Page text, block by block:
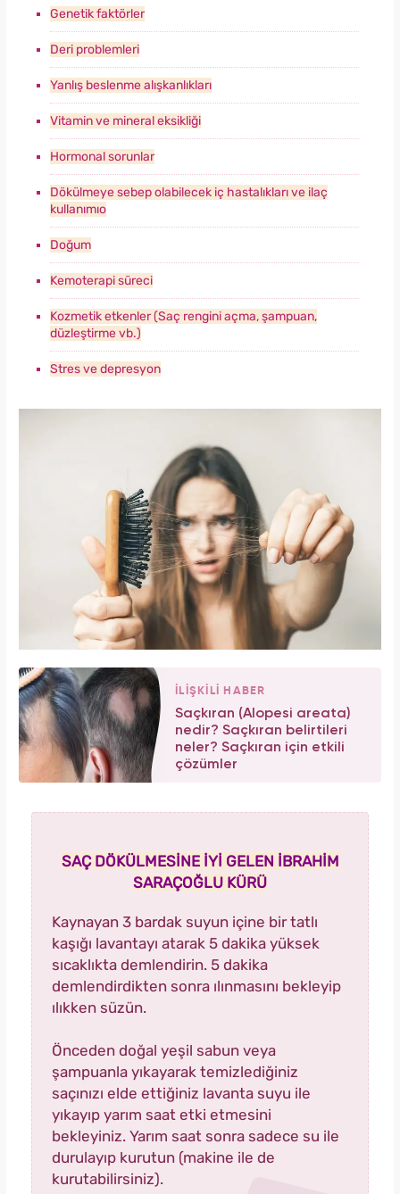
Genetik faktörler
Deri problemleri
Yanlış beslenme alışkanlıkları
Vitamin ve mineral eksikliği
Hormonal sorunlar
Dökülmeye sebep olabilecek iç hastalıkları ve ilaç
kullanımıo
Doğum
Kemoterapi süreci
Kozmetik etkenler (Saç rengini açma, şampuan,
düzleştirme vb.)
Stres ve depresyon
İLİŞKİLİ HABER
Saçkıran (Alopesi areata)
nedir? Saçkıran belirtileri
neler? Saçkıran için etkili
çözümler
SAÇ DÖKÜLMESİNE İYİ GELEN İBRAHİM
SARAÇOĞLU KÜRÜ
Kaynayan 3 bardak suyun içine bir tatlı
kaşığı lavantayı atarak 5 dakika yüksek
sıcaklıkta demlendirin. 5 dakika
demlendirdikten sonra ılınmasını bekleyip
ılıkken süzün.
Önceden doğal yeşil sabun veya
şampuanla yıkayarak temizlediğiniz
saçınızı elde ettiğiniz lavanta suyu ile
yıkayıp yarım saat etki etmesini
bekleyiniz. Yarım saat sonra sadece su ile
durulayıp kurutun (makine ile de
kurutabilirsiniz).